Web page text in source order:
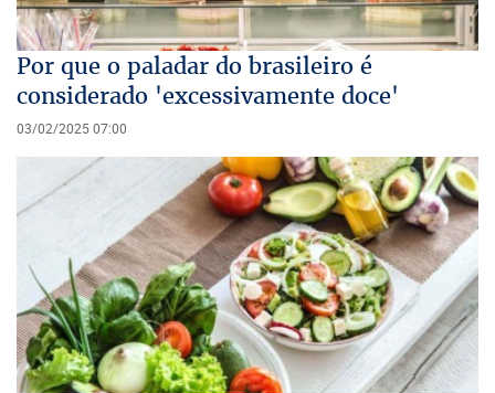
Por que o paladar do brasileiro é
considerado 'excessivamente doce'
03/02/2025 07:00